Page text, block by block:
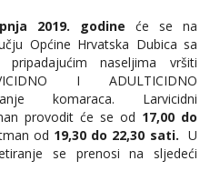
2019. godine će se na
Općine Hrvatska Dubica sa
pripadajućim naseljima vršiti
I ADULTICIDNO
komaraca. Larvicidni
provodit će se od 17,00 do
od 19,30 do 22,30 sati.U
se prenosi na sljedeći